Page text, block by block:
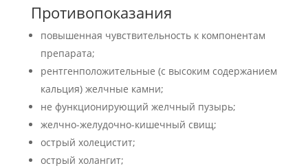
Противопоказания
повышенная чувствительность к компонентам
препарата;
рентгенположительные (с высоким содержанием
кальция) желчные камни;
не функционирующий желчный пузырь;
желчно-желудочно-кишечный свищ;
острый холецистит;
острый холангит;